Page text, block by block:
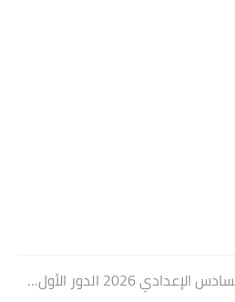
نتائج السادس الإعدادي 2026 الدور الأول PDF كربلاء المقدسة| موقع...